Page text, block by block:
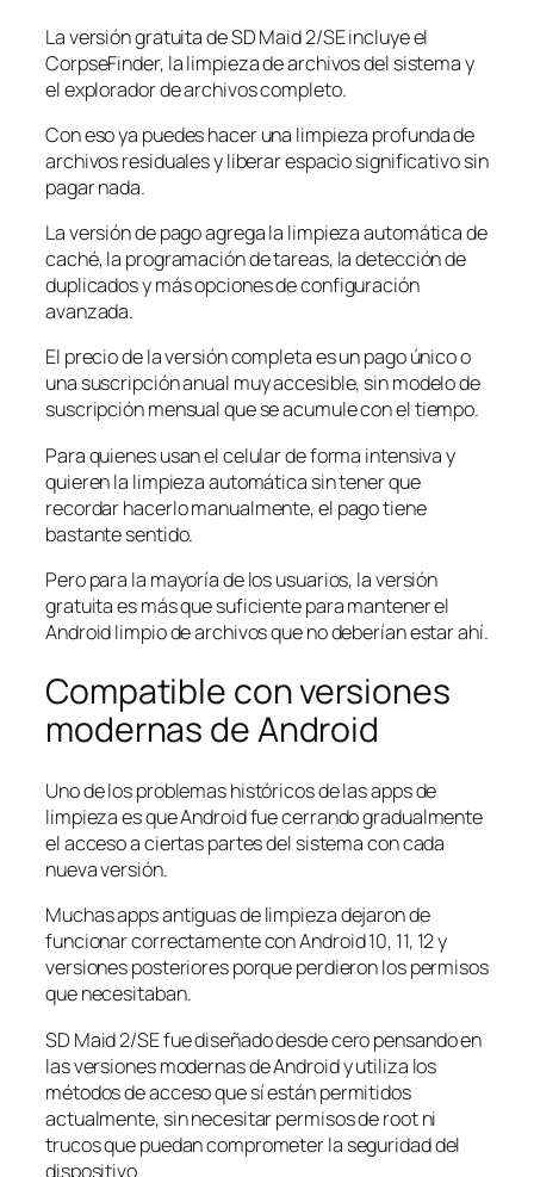
La versión gratuita de SD Maid 2/SE incluye el
CorpseFinder, la limpieza de archivos del sistema y
el explorador de archivos completo.
Con eso ya puedes hacer una limpieza profunda de
archivos residuales y liberar espacio significativo sin
pagar nada.
La versión de pago agrega la limpieza automática de
caché, la programación de tareas, la detección de
duplicados y más opciones de configuración
avanzada.
El precio de la versión completa es un pago único o
una suscripción anual muy accesible, sin modelo de
suscripción mensual que se acumule con el tiempo.
Para quienes usan el celular de forma intensiva y
quieren la limpieza automática sin tener que
recordar hacerlo manualmente, el pago tiene
bastante sentido.
Pero para la mayoría de los usuarios, la versión
gratuita es más que suficiente para mantener el
Android limpio de archivos que no deberían estar ahí.
Compatible con versiones
modernas de Android
Uno de los problemas históricos de las apps de
limpieza es que Android fue cerrando gradualmente
el acceso a ciertas partes del sistema con cada
nueva versión.
Muchas apps antiguas de limpieza dejaron de
funcionar correctamente con Android 10, 11, 12 y
versiones posteriores porque perdieron los permisos
que necesitaban.
SD Maid 2/SE fue diseñado desde cero pensando en
las versiones modernas de Android y utiliza los
métodos de acceso que sí están permitidos
actualmente, sin necesitar permisos de root ni
trucos que puedan comprometer la seguridad del
dispositivo.